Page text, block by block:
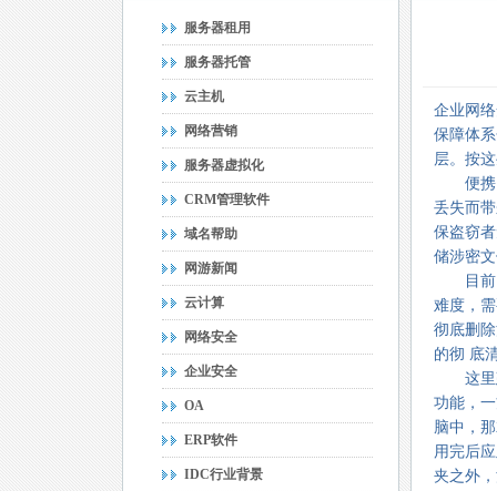
服务器租用
服务器托管
云主机
网络营销
服务器虚拟化
CRM管理软件
域名帮助
网游新闻
云计算
网络安全
企业安全
OA
ERP软件
IDC行业背景
企业网
保障体
层。按
便携电
丢失而
保盗窃
储涉密
目前国
难度，
彻底删
的彻 底
这里建
功能，
脑中，
用完后
夹之外